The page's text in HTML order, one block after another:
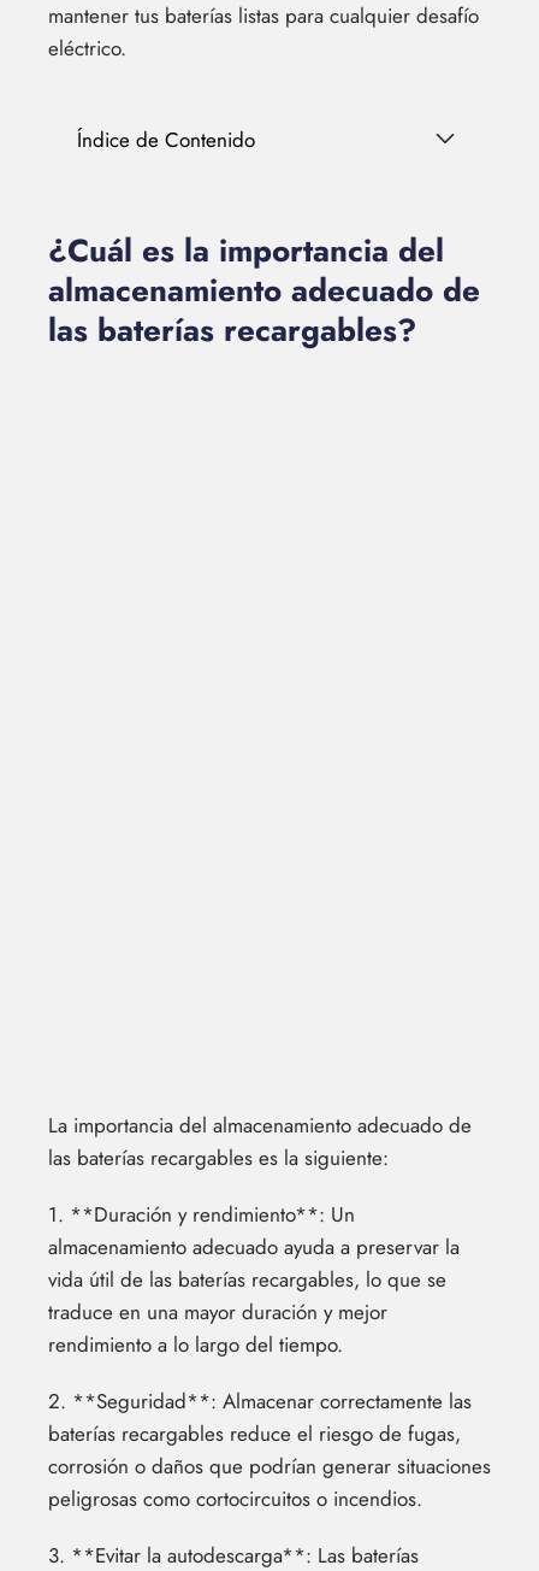
mantener tus baterías listas para cualquier desafío
eléctrico.
Índice de Contenido
¿Cuál es la importancia del
almacenamiento adecuado de
las baterías recargables?
La importancia del almacenamiento adecuado de
las baterías recargables es la siguiente:
1. **Duración y rendimiento**: Un
almacenamiento adecuado ayuda a preservar la
vida útil de las baterías recargables, lo que se
traduce en una mayor duración y mejor
rendimiento a lo largo del tiempo.
2. **Seguridad**: Almacenar correctamente las
baterías recargables reduce el riesgo de fugas,
corrosión o daños que podrían generar situaciones
peligrosas como cortocircuitos o incendios.
3. **Evitar la autodescarga**: Las baterías